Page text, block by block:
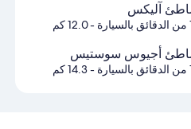
آليكس
- 12.0 كم
أجيوس سوستيس
- 14.3 كم